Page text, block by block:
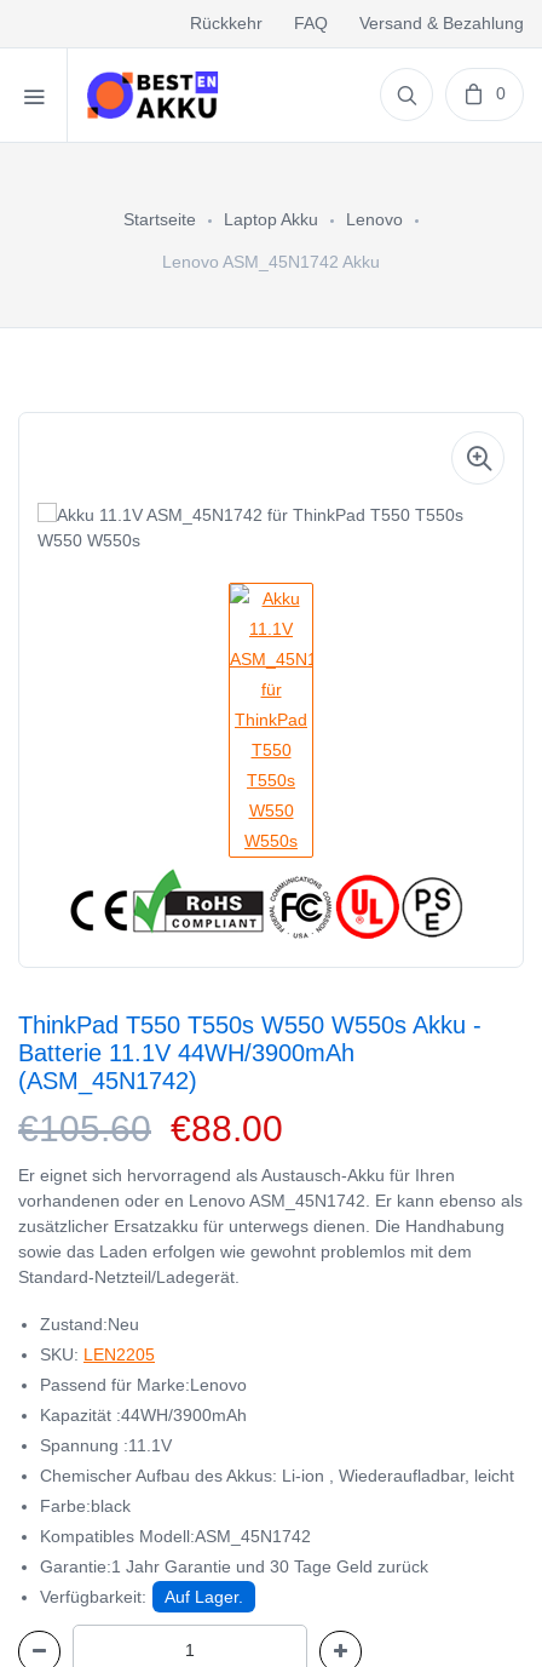
Rückkehr FAQ Versand & Bezahlung
0
Startseite Laptop Akku Lenovo
Lenovo ASM_45N1742 Akku
ThinkPad T550 T550s W550 W550s Akku -
Batterie 11.1V 44WH/3900mAh
(ASM_45N1742)
€105.60 €88.00
Er eignet sich hervorragend als Austausch-Akku für Ihren
vorhandenen oder en Lenovo ASM_45N1742. Er kann ebenso als
zusätzlicher Ersatzakku für unterwegs dienen. Die Handhabung
sowie das Laden erfolgen wie gewohnt problemlos mit dem
Standard-Netzteil/Ladegerät.
Zustand:Neu
SKU: LEN2205
Passend für Marke:Lenovo
Kapazität :44WH/3900mAh
Spannung :11.1V
Chemischer Aufbau des Akkus: Li-ion , Wiederaufladbar, leicht
Farbe:black
Kompatibles Modell:ASM_45N1742
Garantie:1 Jahr Garantie und 30 Tage Geld zurück
Verfügbarkeit:
Auf Lager.